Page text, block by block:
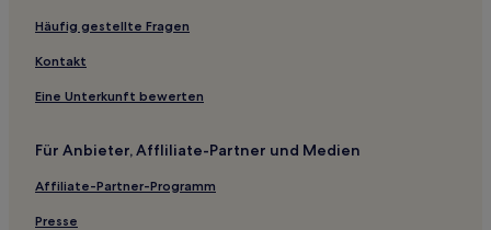
Häufig gestellte Fragen
Kontakt
Eine Unterkunft bewerten
Für Anbieter, Affliliate-Partner und Medien
Affiliate-Partner-Programm
Presse